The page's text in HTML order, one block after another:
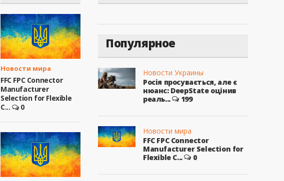
Новости мира
FFC FPC Connector
Manufacturer
Selection for Flexible
C...
0
Популярное
Новости Украины
Росія просувається, але є
нюанс: DeepState оцінив
реаль...
199
Новости мира
FFC FPC Connector
Manufacturer Selection for
Flexible C...
0